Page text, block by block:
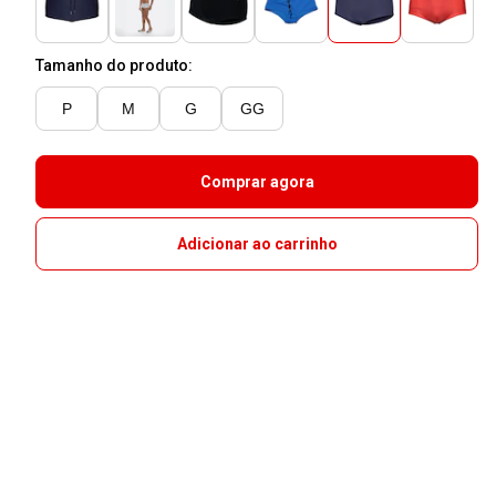
Tamanho do produto:
P M G GG
Comprar agora
Adicionar ao carrinho